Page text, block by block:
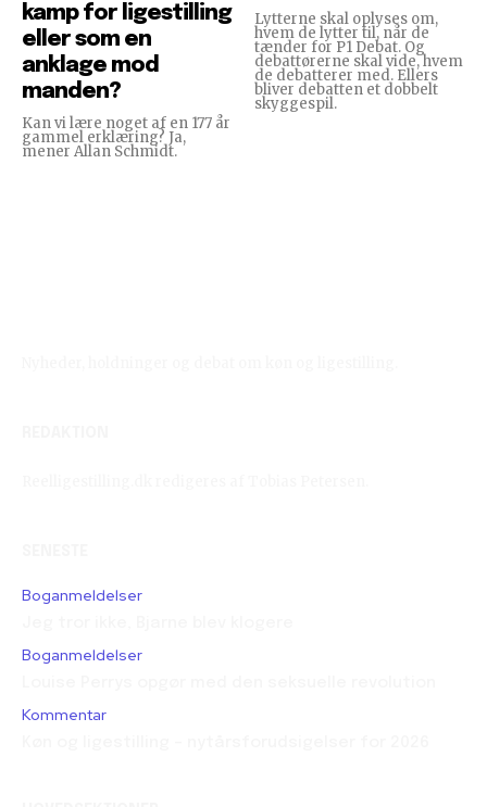
kamp for ligestilling
eller som en
anklage mod
manden?
Kan vi lære noget af en 177 år
gammel erklæring? Ja,
mener Allan Schmidt.
Lytterne skal oplyses om,
hvem de lytter til, når de
tænder for P1 Debat. Og
debattørerne skal vide, hvem
de debatterer med. Ellers
bliver debatten et dobbelt
skyggespil.
Boganmeldelser
Boganmeldelser
Kommentar